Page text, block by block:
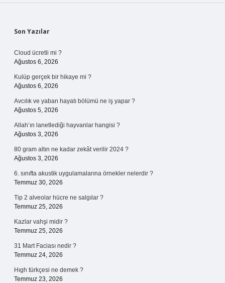
Sidebar
Son Yazılar
Cloud ücretli mi ?
Ağustos 6, 2026
Kulüp gerçek bir hikaye mi ?
Ağustos 6, 2026
Avcılık ve yaban hayatı bölümü ne iş yapar ?
Ağustos 5, 2026
Allah’ın lanetlediği hayvanlar hangisi ?
Ağustos 3, 2026
80 gram altın ne kadar zekât verilir 2024 ?
Ağustos 3, 2026
6. sınıfta akustik uygulamalarına örnekler nelerdir ?
Temmuz 30, 2026
Tip 2 alveolar hücre ne salgılar ?
Temmuz 25, 2026
Kazlar vahşi midir ?
Temmuz 25, 2026
31 Mart Faciası nedir ?
Temmuz 24, 2026
Hıgh türkçesi ne demek ?
Temmuz 23, 2026